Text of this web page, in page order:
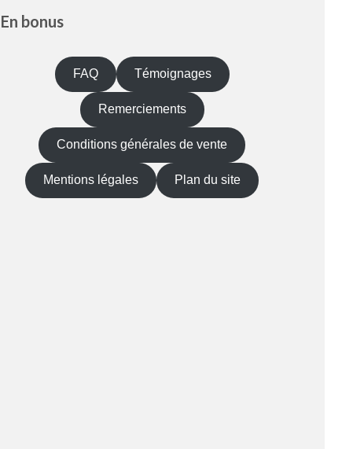
En bonus
FAQ Témoignages
Remerciements
Conditions générales de vente
Mentions légales Plan du site